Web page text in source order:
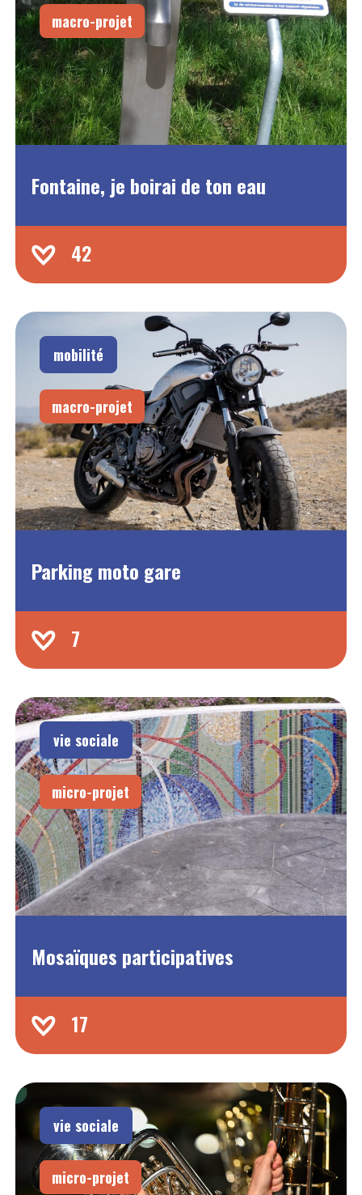
macro-projet
Fontaine, je boirai de ton eau
42
mobilité
macro-projet
Parking moto gare
7
vie sociale
micro-projet
Mosaïques participatives
17
vie sociale
micro-projet